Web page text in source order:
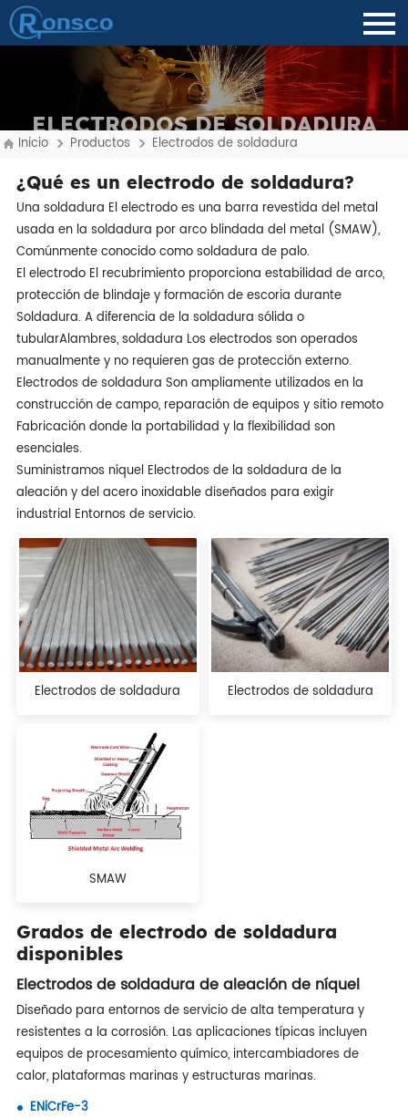
ELECTRODOS DE SOLDADURA
Inicio Productos Electrodos de soldadura
¿Qué es un electrodo de soldadura?
Una soldadura El electrodo es una barra revestida del metal
usada en la soldadura por arco blindada del metal (SMAW),
Comúnmente conocido como soldadura de palo.
El electrodo El recubrimiento proporciona estabilidad de arco,
protección de blindaje y formación de escoria durante
Soldadura. A diferencia de la soldadura sólida o
tubularAlambres, soldadura Los electrodos son operados
manualmente y no requieren gas de protección externo.
Electrodos de soldadura Son ampliamente utilizados en la
construcción de campo, reparación de equipos y sitio remoto
Fabricación donde la portabilidad y la flexibilidad son
esenciales.
Suministramos níquel Electrodos de la soldadura de la
aleación y del acero inoxidable diseñados para exigir
industrial Entornos de servicio.
Electrodos de soldadura Electrodos de soldadura
SMAW
Grados de electrodo de soldadura
disponibles
Electrodos de soldadura de aleación de níquel
Diseñado para entornos de servicio de alta temperatura y
resistentes a la corrosión. Las aplicaciones típicas incluyen
equipos de procesamiento químico, intercambiadores de
calor, plataformas marinas y estructuras marinas.
ENiCrFe-3